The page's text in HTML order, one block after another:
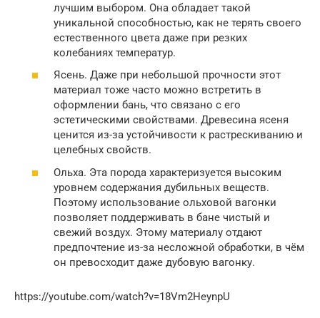
лучшим выбором. Она обладает такой
уникальной способностью, как не терять своего
естественного цвета даже при резких
колебаниях температур.
Ясень. Даже при небольшой прочности этот
материал тоже часто можно встретить в
оформлении бань, что связано с его
эстетическими свойствами. Древесина ясеня
ценится из-за устойчивости к растрескиванию и
целебных свойств.
Ольха. Эта порода характеризуется высоким
уровнем содержания дубильных веществ.
Поэтому использование ольховой вагонки
позволяет поддерживать в бане чистый и
свежий воздух. Этому материалу отдают
предпочтение из-за несложной обработки, в чём
он превосходит даже дубовую вагонку.
https://youtube.com/watch?v=18Vm2HeynpU